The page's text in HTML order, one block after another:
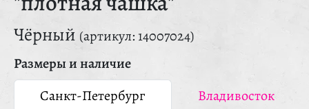
Чёрный (артикул: 14007024)
Размеры и наличие
Санкт-Петербург
Владивосток